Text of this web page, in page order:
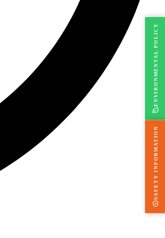
ENVIRONMENTAL POLICY
SAFETY INFORMATION